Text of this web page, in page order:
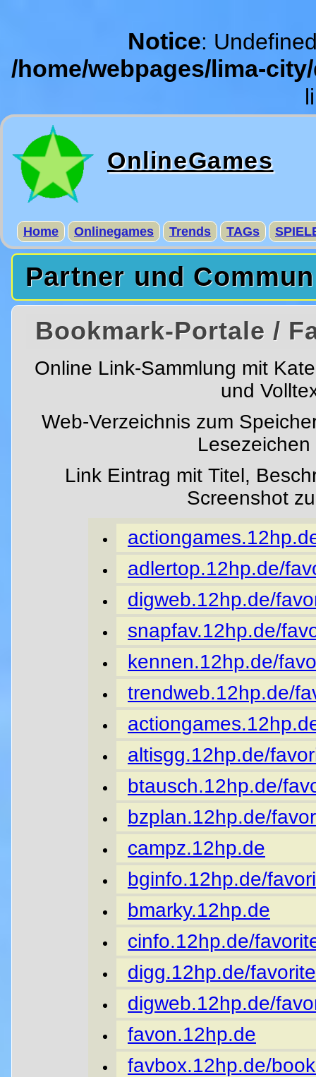
Notice:
/home/webpages/lima-
OnlineGames
Home Onlinegames Trends TAGs
Partner und
Bookmark-Portale /
Online Link-Sammlung mit
und
Web-Verzeichnis zum
Link Eintrag mit Titel,
Screenshot
adlertop.12hp.de/
digweb.12hp.de/
snapfav.12hp.de/
kennen.12hp.de/
trendweb.12hp.de/
altisgg.12hp.de/
btausch.12hp.de/
bzplan.12hp.de/
campz.12hp.de
bginfo.12hp.de/
bmarky.12hp.de
cinfo.12hp.de/
digg.12hp.de/
digweb.12hp.de/
favon.12hp.de
favbox.12hp.de/